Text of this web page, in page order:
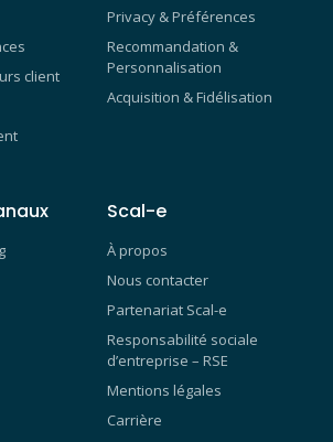
client
Privacy & Préférences
Recommandation &
Personnalisation
Acquisition & Fidélisation
Scal-e
À propos
Nous contacter
Partenariat Scal-e
Responsabilité sociale
d’entreprise – RSE
Mentions légales
Carrière